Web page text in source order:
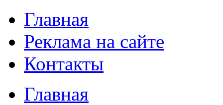
Главная
Реклама на сайте
Контакты
Главная